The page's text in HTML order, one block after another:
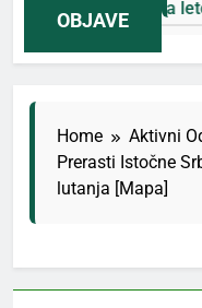
OBJAVE
Jahorina leto
Home
Aktivni
Prerasti Istočne
lutanja [Mapa]